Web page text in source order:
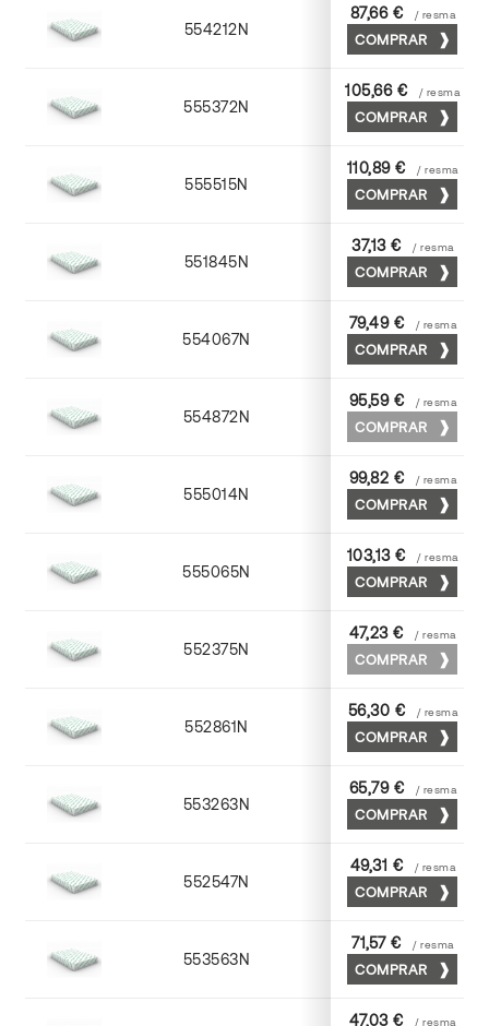
554212N 72 x 102
87,66 € / resma
COMPRAR
555372N 70 x 100
105,66 € / resma
COMPRAR
555515N 72 x 102
110,89 € / resma
COMPRAR
551845N 45 x 64
37,13 € / resma
COMPRAR
554067N 65 x 90
79,49 € / resma
COMPRAR
554872N 70 x 100
95,59 € / resma
COMPRAR
555014N 72 x 102
99,82 € / resma
COMPRAR
555065N 65 x 90
103,13 € / resma
COMPRAR
552375N 75 x 53
47,23 € / resma
COMPRAR
552861N 63 x 88
56,30 € / resma
COMPRAR
553263N 63 x 88
65,79 € / resma
COMPRAR
552547N 45 x 64
49,31 € / resma
COMPRAR
553563N 63 x 88
71,57 € / resma
COMPRAR
47,03 € / resma